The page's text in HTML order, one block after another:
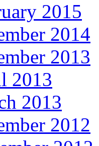
2015
2014
2013
2013
2013
2012